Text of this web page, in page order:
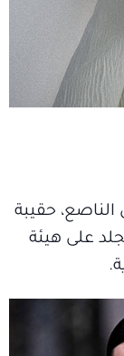
حقيبة
على هيئة